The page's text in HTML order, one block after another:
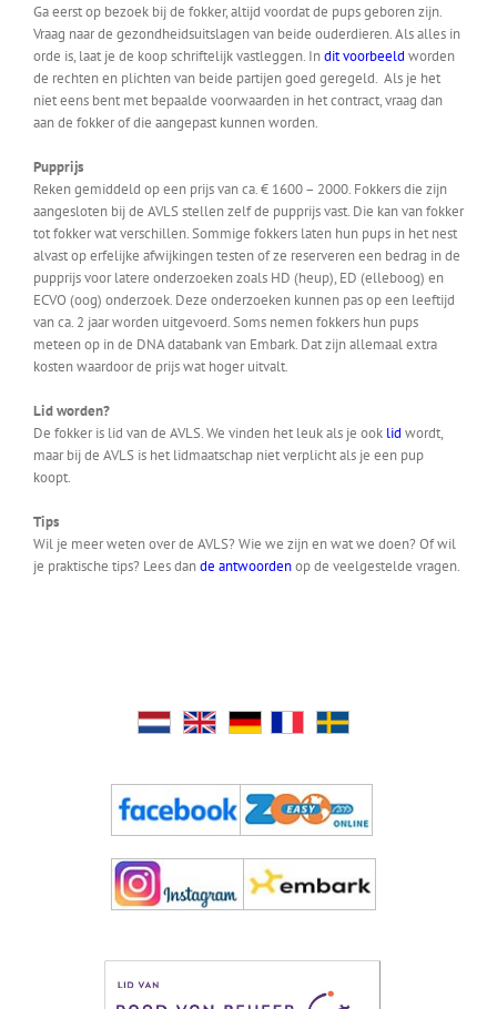
Ga eerst op bezoek bij de fokker, altijd voordat de pups geboren zijn.
Vraag naar de gezondheidsuitslagen van beide ouderdieren. Als alles in
orde is, laat je de koop schriftelijk vastleggen. Indit voorbeeld worden
de rechten en plichten van beide partijen goed geregeld. Als je het
niet eens bent met bepaalde voorwaarden in het contract, vraag dan
aan de fokker of die aangepast kunnen worden.
Pupprijs
Reken gemiddeld op een prijs van ca. € 1600 – 2000. Fokkers die zijn
aangesloten bij de AVLS stellen zelf de pupprijs vast. Die kan van fokker
tot fokker wat verschillen. Sommige fokkers laten hun pups in het nest
alvast op erfelijke afwijkingen testen of ze reserveren een bedrag in de
pupprijs voor latere onderzoeken zoals HD (heup), ED (elleboog) en
ECVO (oog) onderzoek. Deze onderzoeken kunnen pas op een leeftijd
van ca. 2 jaar worden uitgevoerd. Soms nemen fokkers hun pups
meteen op in de DNA databank van Embark. Dat zijn allemaal extra
kosten waardoor de prijs wat hoger uitvalt.
Lid worden?
De fokker is lid van de AVLS. We vinden het leuk als je ook lid wordt,
maar bij de AVLS is het lidmaatschap niet verplicht als je een pup
koopt.
Tips
Wil je meer weten over de AVLS? Wie we zijn en wat we doen? Of wil
je praktische tips? Lees dande antwoordenop de veelgestelde vragen.